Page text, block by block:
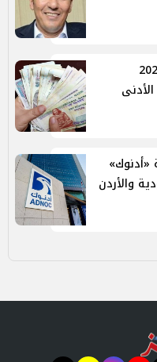
أغسطس 2026
«أدنوك»
والأردن